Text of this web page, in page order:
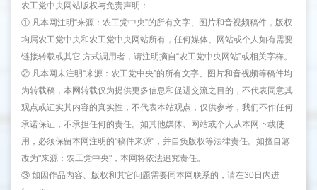
农工党中央网站版权与免责声明：
① 凡本网注明“来源：农工党中央”的所有文字、图片和音视频稿件，版权
均属农工党中央和农工党中央网站所有，任何媒体、网站或个人如有需要
链接转载或其它 方式调用者，请注明摘自“农工党中央网站”或相关字样。
② 凡本网未注明“来源：农工党中央”的所有文字、图片和音视频等稿件均
为转载稿，本网转载仅为提供更多信息和促进交流之目的，不代表同意其
观点或证实其内容的真实性，不代表本站观点，仅供参考，我们不作任何
承诺保证，不承担任何的责任。如其他媒体、网站或个人从本网下载使
用，必须保留本网注明的"稿件来源"，并自负版权等法律责任。如擅自篡
改为"来源：农工党中央"，本网将依法追究责任。
③ 如因作品内容、版权和其它问题需要同本网联系的，请在30日内进